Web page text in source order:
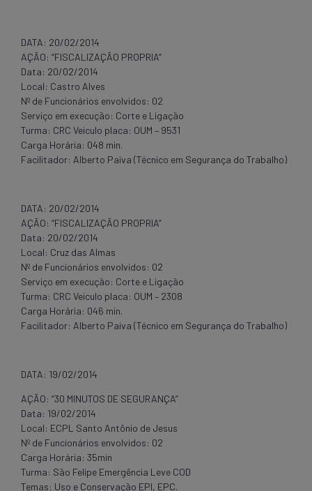
DATA: 20/02/2014
AÇÃO: “FISCALIZAÇÃO PROPRIA”
Data: 20/02/2014
Local: Castro Alves
Nº de Funcionários envolvidos: 02
Serviço em execução: Corte e Ligação
Turma: CRC Veiculo placa: OUM – 9531
Carga Horária: 048 min.
Facilitador: Alberto Paiva (Técnico em Segurança do Trabalho)
DATA: 20/02/2014
AÇÃO: “FISCALIZAÇÃO PROPRIA”
Data: 20/02/2014
Local: Cruz das Almas
Nº de Funcionários envolvidos: 02
Serviço em execução: Corte e Ligação
Turma: CRC Veiculo placa: OUM – 2308
Carga Horária: 046 min.
Facilitador: Alberto Paiva (Técnico em Segurança do Trabalho)
DATA: 19/02/2014
AÇÃO: “30 MINUTOS DE SEGURANÇA”
Data: 19/02/2014
Local: ECPL Santo Antônio de Jesus
Nº de Funcionários envolvidos: 02
Carga Horária: 35min
Turma: São Felipe Emergência Leve COD
Temas: Uso e Conservação EPI, EPC.